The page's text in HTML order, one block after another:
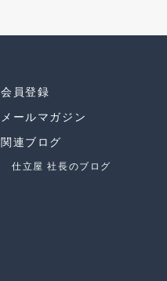
会員登録
メールマガジン
関連ブログ
仕立屋 社長のブログ